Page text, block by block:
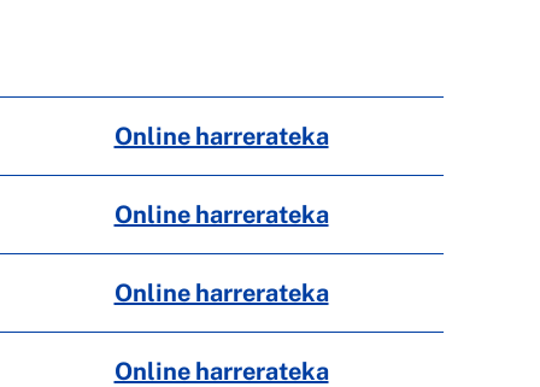
Online harrerateka
Online harrerateka
Online harrerateka
Online harrerateka